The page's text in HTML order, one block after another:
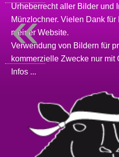
Urheberrecht aller Bilder und
Münzlochner. Vielen Dank für
meinerWebsite.
Verwendung von Bildern für
kommerzielle Zwecke nur
Infos ...
«